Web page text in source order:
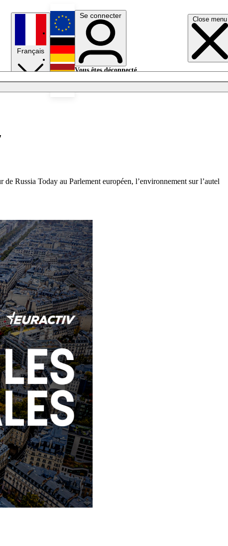
Close menu
Français
English
Deutsch
Se connecter
Vous êtes déconnecté.
Russia Today au Parlement européen, l’environnement sur l’autel